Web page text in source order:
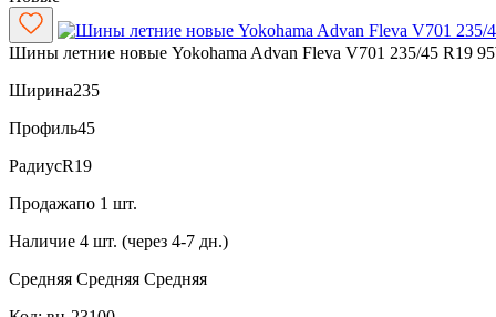
Шины летние новые Yokohama Advan Fleva V701 235/45 R19
Ширина235
Профиль45
РадиусR19
Продажапо 1 шт.
Наличие 4 шт. (через 4-7 дн.)
Средняя Средняя Средняя